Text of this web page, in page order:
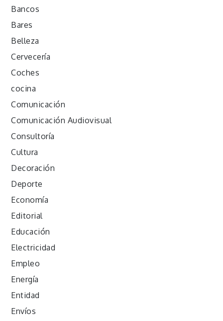
Bancos
Bares
Belleza
Cervecería
Coches
cocina
Comunicación
Comunicación Audiovisual
Consultoría
Cultura
Decoración
Deporte
Economía
Editorial
Educación
Electricidad
Empleo
Energía
Entidad
Envíos